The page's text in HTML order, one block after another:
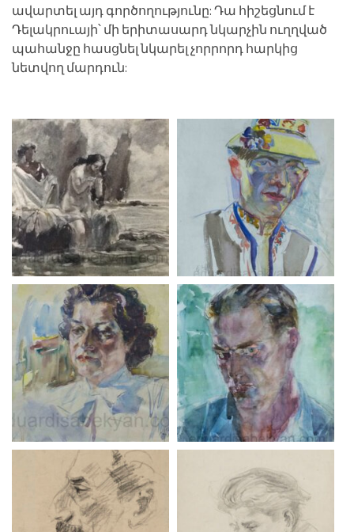
ավարտել այդ գործողությունը: Դա հիշեցնում է
Դելակրուայի՝ մի երիտասարդ նկարչին ուղղված
պահանջը հասցնել նկարել չորրորդ հարկից
նետվող մարդուն: